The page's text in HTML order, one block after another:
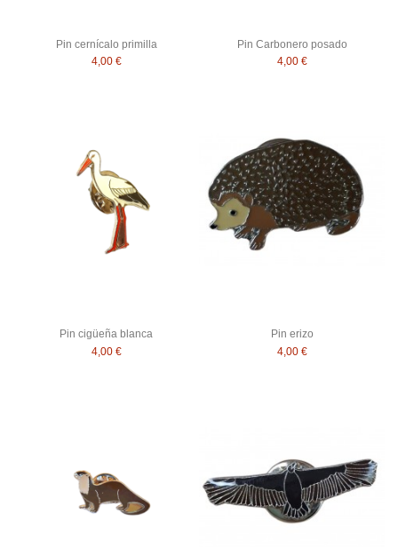
Pin cernícalo primilla
4,00 €
Pin Carbonero posado
4,00 €
Pin cigüeña blanca
4,00 €
Pin erizo
4,00 €